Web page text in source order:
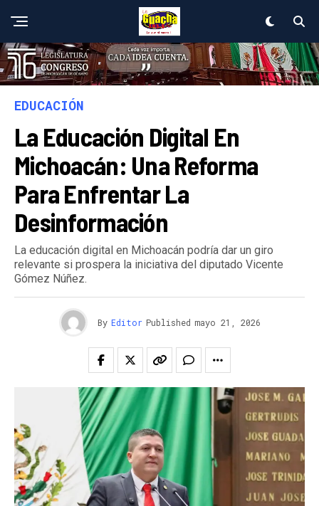
EDUCACIÓN
La Educación Digital En
Michoacán: Una Reforma
Para Enfrentar La
Desinformación
La educación digital en Michoacán podría dar un giro
relevante si prospera la iniciativa del diputado Vicente
Gómez Núñez.
By Editor Published mayo 21, 2026